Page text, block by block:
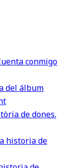
conmigo
de dones.